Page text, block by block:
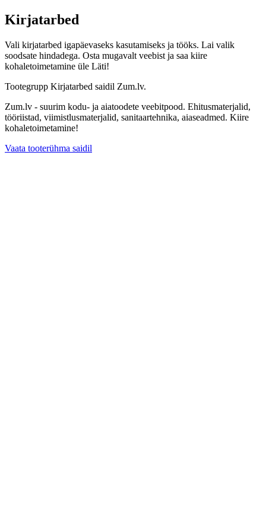
Kirjatarbed
Vali kirjatarbed igapäevaseks kasutamiseks ja tööks. Lai valik
soodsate hindadega. Osta mugavalt veebist ja saa kiire
kohaletoimetamine üle Läti!
Tootegrupp Kirjatarbed saidil Zum.lv.
Zum.lv - suurim kodu- ja aiatoodete veebitpood. Ehitusmaterjalid,
tööriistad, viimistlusmaterjalid, sanitaartehnika, aiaseadmed. Kiire
kohaletoimetamine!
Vaata tooterühma saidil